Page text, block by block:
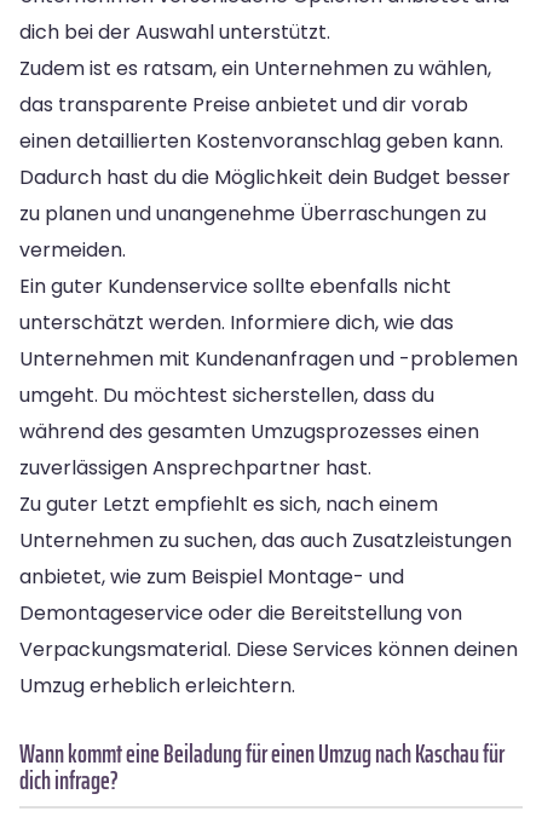
dich bei der Auswahl unterstützt.
Zudem ist es ratsam, ein Unternehmen zu wählen,
das transparente Preise anbietet und dir vorab
einen detaillierten Kostenvoranschlag geben kann.
Dadurch hast du die Möglichkeit dein Budget besser
zu planen und unangenehme Überraschungen zu
vermeiden.
Ein guter Kundenservice sollte ebenfalls nicht
unterschätzt werden. Informiere dich, wie das
Unternehmen mit Kundenanfragen und -problemen
umgeht. Du möchtest sicherstellen, dass du
während des gesamten Umzugsprozesses einen
zuverlässigen Ansprechpartner hast.
Zu guter Letzt empfiehlt es sich, nach einem
Unternehmen zu suchen, das auch Zusatzleistungen
anbietet, wie zum Beispiel Montage- und
Demontageservice oder die Bereitstellung von
Verpackungsmaterial. Diese Services können deinen
Umzug erheblich erleichtern.
Wann kommt eine Beiladung für einen Umzug nach Kaschau für
dich infrage?